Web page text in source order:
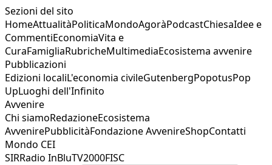
Sezioni del sito
HomeAttualitàPoliticaMondoAgoràPodcastChiesaIdee e
CommentiEconomiaVita e
CuraFamigliaRubricheMultimediaEcosistema avvenire
Pubblicazioni
Edizioni localiL'economia civileGutenbergPopotusPop
UpLuoghi dell'Infinito
Avvenire
Chi siamoRedazioneEcosistema
AvvenirePubblicitàFondazione AvvenireShopContatti
Mondo CEI
SIRRadio InBluTV2000FISC